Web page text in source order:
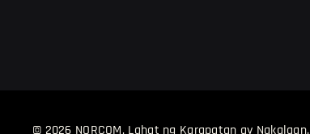
© 2026 NORCOM, Lahat ng Karapatan ay Nakalaan.